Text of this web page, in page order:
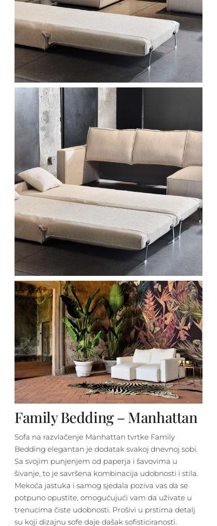
Family Bedding – Manhattan
Sofa na razvlačenje Manhattan tvrtke Family
Bedding elegantan je dodatak svakoj dnevnoj sobi.
Sa svojim punjenjem od paperja i šavovima u
šivanje, to je savršena kombinacija udobnosti i stila.
Mekoća jastuka i samog sjedala poziva vas da se
potpuno opustite, omogućujući vam da uživate u
trenucima čiste udobnosti. Prošivi u prstima detalj
su koji dizajnu sofe daje dašak sofisticiranosti.